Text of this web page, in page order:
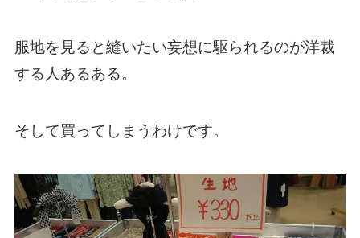
服地を見ると縫いたい妄想に駆られるのが洋裁
する人あるある。
そして買ってしまうわけです。